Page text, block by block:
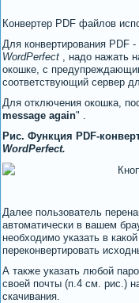
Конвертер PDF файлов
Для конвертирования PDF
WordPerfect , надо нажать
окошке, с
соответствующий сервер
Для отключения окошка,
message again" .
Рис. Функция PDF-
WordPerfect.
Далее пользователь
автоматически в вашем
необходимо указать в
переконвертировать
А также указать любой
своей почты (п.4 см. рис.)
скачивания.